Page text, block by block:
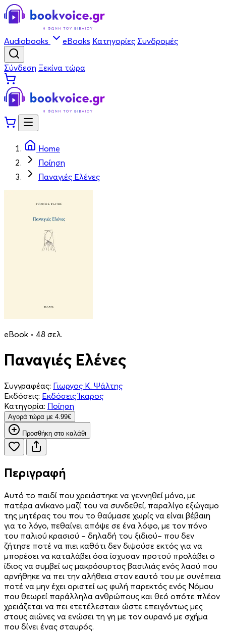
Audiobooks eBooks Κατηγορίες Συνδρομές
Σύνδεση Ξεκίνα τώρα
Home
Ποίηση
Παναγιές Ελένες
eBook • 48 σελ.
Παναγιές Ελένες
Συγγραφέας: Γιωργος Κ. Ψάλτης
Εκδόσεις: Εκδόσεις Ίκαρος
Κατηγορία: Ποίηση
Aγορά τώρα με 4.99€
Προσθήκη στο καλάθι
Περιγραφή
Αυτό το παιδί που χρειάστηκε να γεννηθεί μόνο, με
πατέρα ανίκανο μαζί του να συνδεθεί, παραλίγο εξώγαμο
της μητέρας του που το θαύμασε χωρίς να είναι βέβαιη
για το λόγο, πεθαίνει απόψε σε ένα λόφο, με τον πόνο
του παλιού κρασιού – δηλαδή του ξιδιού– που δεν
ζήτησε ποτέ να πιει καθότι δεν διψούσε εκτός για να
μπορέσει να καταλάβει όσα ίσχυσαν προτού προλάβει ο
ίδιος να συμβεί ως μακρόσυρτος βασιλιάς ενός λαού που
αρνήθηκε να πει την αλήθεια στον εαυτό του με συνέπεια
ποτέ να μην έχει οριστεί ως φυλή παρεκτός ενός Νόμου
που θεωρεί παράλληλα ανθρώπους και θεό οπότε πλέον
χρειάζεται να πει «τετέλεσται» ώστε επειγόντως μες
στους αιώνες να ενώσει τη γη με τον ουρανό με σχήμα
που δίνει ένας σταυρός.